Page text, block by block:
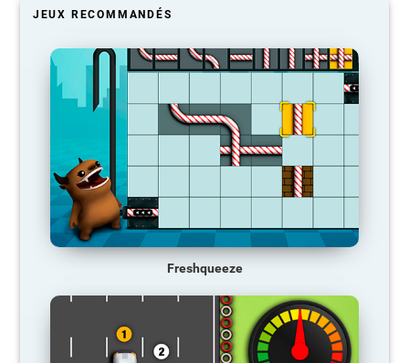
JEUX RECOMMANDÉS
Freshqueeze